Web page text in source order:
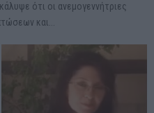
ότι οι ανεμογεννήτριες
και...